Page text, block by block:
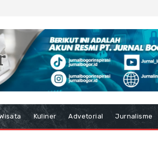
Kuliner Advetorial Jurnalisme